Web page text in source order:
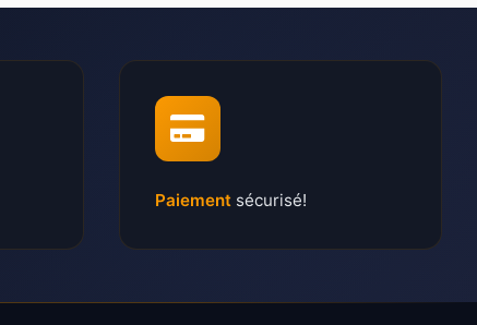
Paiement sécurisé!